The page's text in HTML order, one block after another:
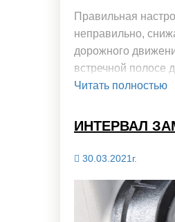
Правильная
неправильно,
дорожного
встречной полосе
Читать полностью
ИНТЕРВАЛ
30.03.2021г.